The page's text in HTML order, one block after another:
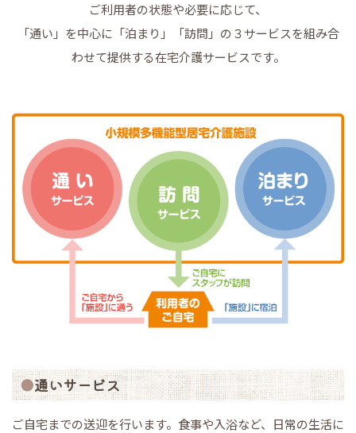
ご利用者の状態や必要に応じて、
「通い」を中心に「泊まり」「訪問」の３サービスを組み合
わせて提供する在宅介護サービスです。
通いサービス
ご自宅までの送迎を行います。食事や入浴など、日常の生活に